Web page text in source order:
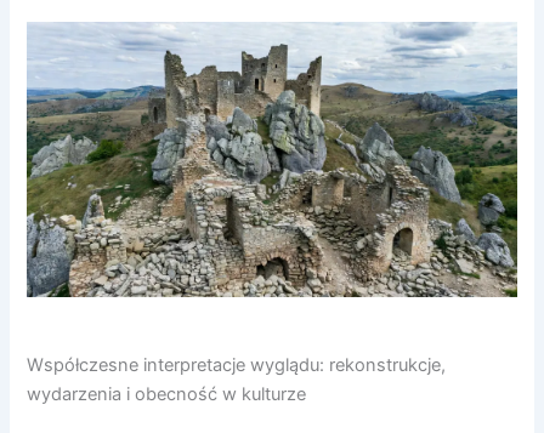
Współczesne interpretacje wyglądu: rekonstrukcje,
wydarzenia i obecność w kulturze